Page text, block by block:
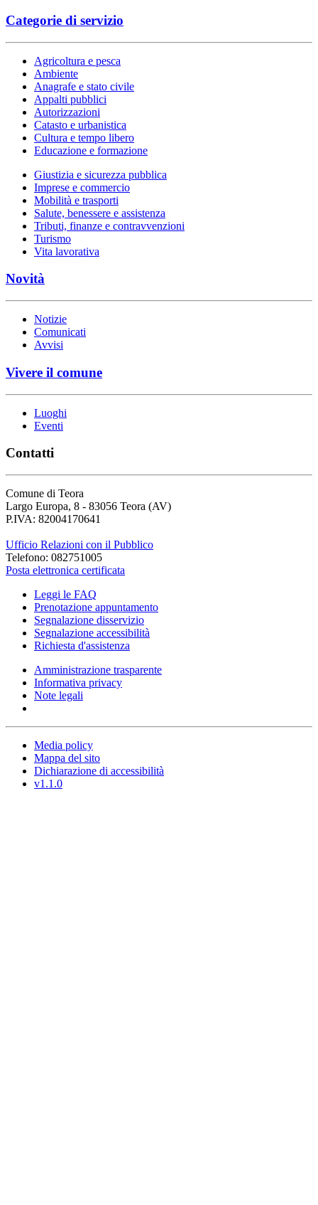
Categorie di servizio
Agricoltura e pesca
Ambiente
Anagrafe e stato civile
Appalti pubblici
Autorizzazioni
Catasto e urbanistica
Cultura e tempo libero
Educazione e formazione
Giustizia e sicurezza pubblica
Imprese e commercio
Mobilità e trasporti
Salute, benessere e assistenza
Tributi, finanze e contravvenzioni
Turismo
Vita lavorativa
Novità
Notizie
Comunicati
Avvisi
Vivere il comune
Luoghi
Eventi
Contatti
Comune di Teora
Largo Europa, 8 - 83056 Teora (AV)
P.IVA: 82004170641
Ufficio Relazioni con il Pubblico
Telefono: 082751005
Posta elettronica certificata
Leggi le FAQ
Prenotazione appuntamento
Segnalazione disservizio
Segnalazione accessibilità
Richiesta d'assistenza
Amministrazione trasparente
Informativa privacy
Note legali
Media policy
Mappa del sito
Dichiarazione di accessibilità
v1.1.0